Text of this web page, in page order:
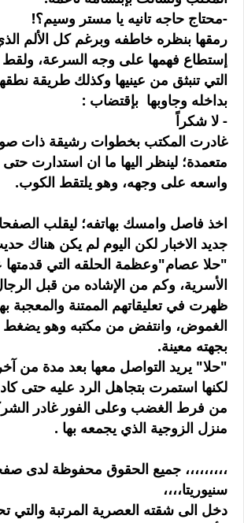
-محتاج حاجه تانيه يا مستر وسيم؟!
رمقها بنظره خاطفه وبرغم كل الألم
إستطاع فهمها على وجه السرعة، ولقط
التي تنبثق من عينيها وكذلك طريقة
بداخله وجاوبها بإقتضاب :
- لا شكراً
غادرت المكتب بخطوات رشيقة ذات
متعمدة؛ لينظر اليها ما ان استدارت
واسعه على وجهه، وهو يلتقط الكوب.
اخذ فاصل وامسك بهاتفه؛ ليقلب
جديد الاخبار لكن اليوم لم يكن هناك
"حلا عصام"وعظمة الحلقه التي قدمتها
الأسرية، وكم من الإشاده من قبل
ظهرت في تعليقاتهم الممتنة والمعجبة
الغموض، وانتفض من مكتبه وهو يضغط
بجهته معينة.
"حلا" يريد التواصل معها بعد مدة من
لكنها استمرت بتجاهل الرد عليه حتى
من فرط الغضب وعلى الفور غادر
منزل الزوجية الذي يجمعه بها .
،،،،،،،،، جميع الحقوق محفوظة لدى
سنيوريتا،،،،
دخل الى شقته العصرية المرتبة والتي